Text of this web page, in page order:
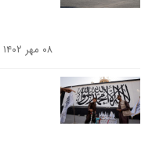
۰۸ مهر ۱۴۰۲